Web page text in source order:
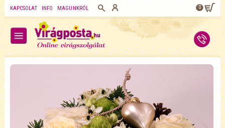
KAPCSOLAT INFO MAGUNKRÓL 0